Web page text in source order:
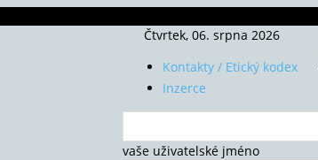
Čtvrtek, 06. srpna 2026
Kontakty / Etický kodex
Inzerce
vaše uživatelské jméno